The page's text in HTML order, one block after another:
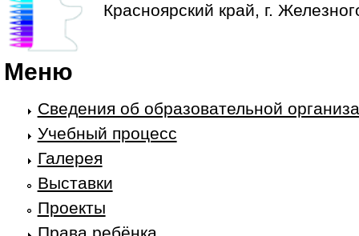
Красноярский край, г.
Меню
Сведения об образовательной
Учебный процесс
Галерея
Выставки
Проекты